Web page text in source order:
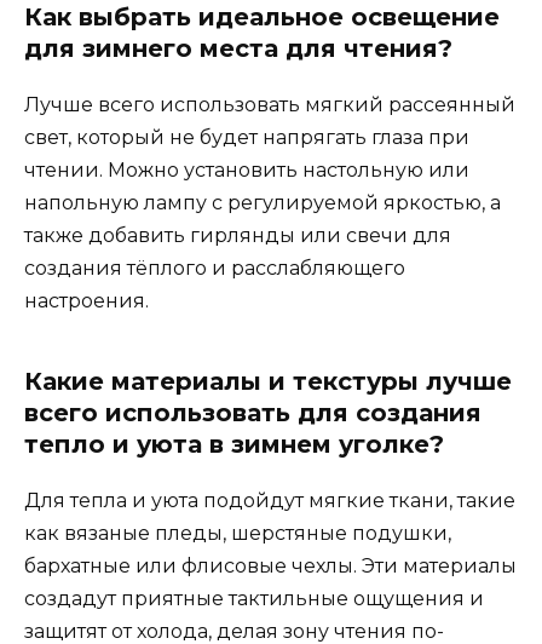
Как выбрать идеальное освещение
для зимнего места для чтения?
Лучше всего использовать мягкий рассеянный
свет, который не будет напрягать глаза при
чтении. Можно установить настольную или
напольную лампу с регулируемой яркостью, а
также добавить гирлянды или свечи для
создания тёплого и расслабляющего
настроения.
Какие материалы и текстуры лучше
всего использовать для создания
тепло и уюта в зимнем уголке?
Для тепла и уюта подойдут мягкие ткани, такие
как вязаные пледы, шерстяные подушки,
бархатные или флисовые чехлы. Эти материалы
создадут приятные тактильные ощущения и
защитят от холода, делая зону чтения по-